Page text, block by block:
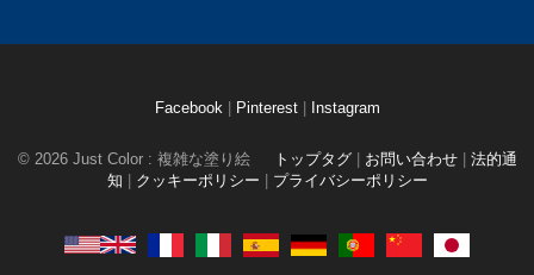
Facebook Pinterest Instagram
© 2026 Just Color : 複雑な塗り絵 トップタグ お問い合わせ
法的通
知
クッキーポリシー プライバシーポリシー